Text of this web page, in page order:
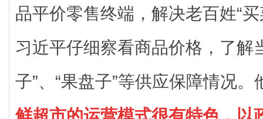
品平价零售终端，解决老百姓“
习近平仔细察看商品价格，了解
子”、“果盘子”等供应保障情况。